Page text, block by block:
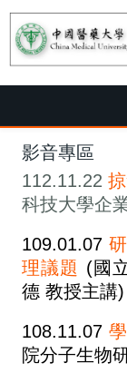
影音專區
112.11.22
科技大學企
109.01.07
理議題 (國
德 教授主講)
108.11.07
院分子生物